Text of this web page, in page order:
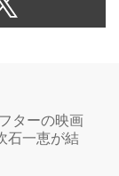
ターの映画
石一恵が結